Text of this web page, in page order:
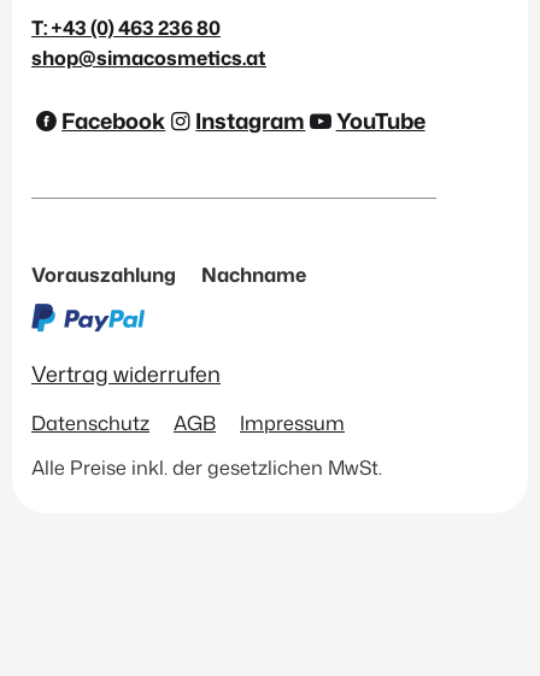
T: +43 (0) 463 236 80
shop@simacosmetics.at
Facebook Instagram YouTube
Vertrag widerrufen
Datenschutz AGB
Impressum
Alle Preise inkl. der gesetzlichen MwSt.
Vorauszahlung Nachname